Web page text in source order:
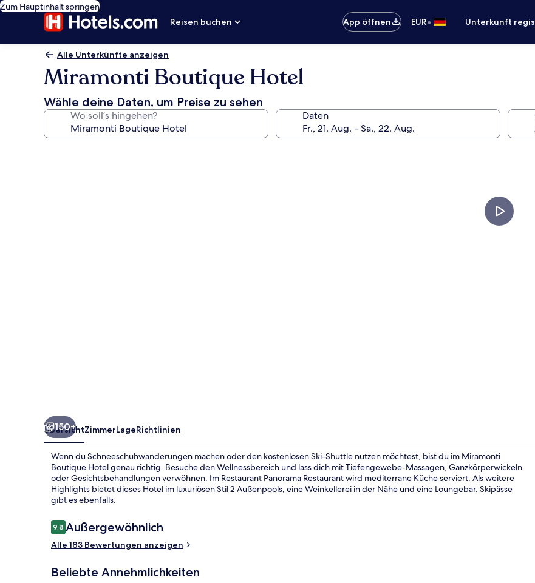
Zum Hauptinhalt springen
Reisen buchen
App öffnen EUR• Unterkunft
Alle Unterkünfte anzeigen
Miramonti Boutique Hotel
Wähle deine Daten, um Preise zu sehen
Wo soll’s hingehen? Daten
150+
ÜbersichtZimmerLageRichtlinien
Wenn du Schneeschuhwanderungen machen oder den kostenlosen Ski-Shuttle nutzen möchtest, bist du im Miramonti
Boutique Hotel genau richtig. Besuche den Wellnessbereich und lass dich mit Tiefengewebe-Massagen, Ganzkörperwickeln
oder Gesichtsbehandlungen verwöhnen. Im Restaurant Panorama Restaurant wird mediterrane Küche serviert. Als weitere
Highlights bietet dieses Hotel im luxuriösen Stil 2 Außenpools, eine Weinkellerei in der Nähe und eine Loungebar. Skipässe
gibt es ebenfalls.
Bewertungen
9,89,8 von 10.
Außergewöhnlich
Alle 183 Bewertungen anzeigen
Beliebte Annehmlichkeiten